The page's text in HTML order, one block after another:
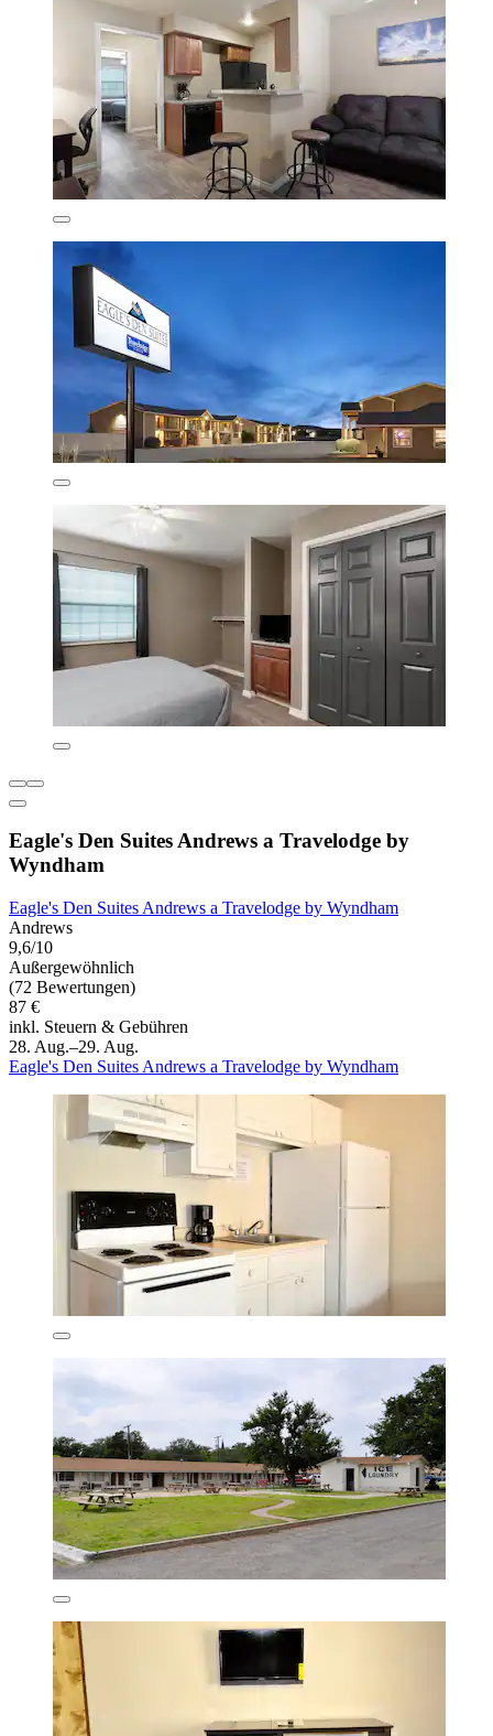
Eagle's Den Suites Andrews a Travelodge by
Wyndham
Eagle's Den Suites Andrews a Travelodge by Wyndham
Andrews
9,6/10
Außergewöhnlich
(72 Bewertungen)
87 €
inkl. Steuern & Gebühren
28. Aug.–29. Aug.
Eagle's Den Suites Andrews a Travelodge by Wyndham